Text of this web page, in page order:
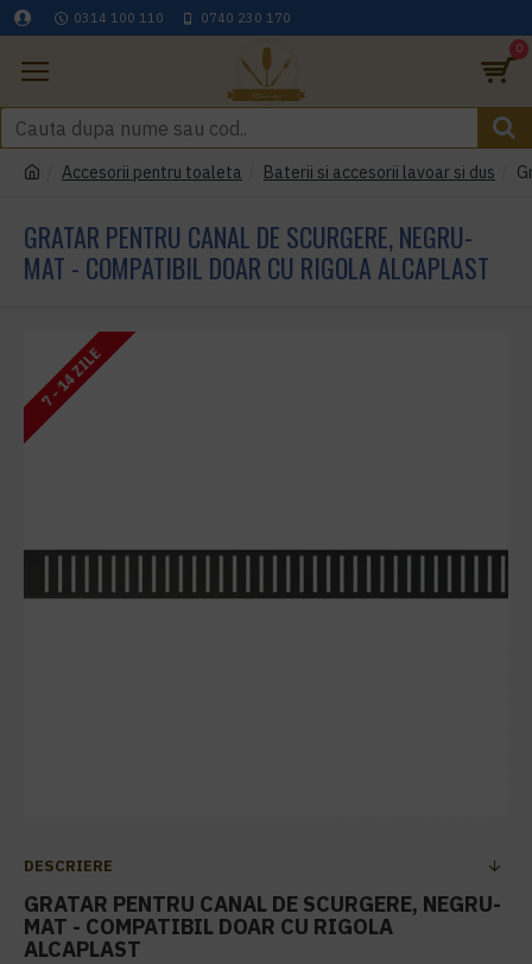
0314 100 110 0740 230 170
0
Accesorii pentru toaleta Baterii si accesorii lavoar si dus
GRATAR PENTRU CANAL DE SCURGERE, NEGRU-
MAT - COMPATIBIL DOAR CU RIGOLA ALCAPLAST
7 - 14 ZILE
DESCRIERE
GRATAR PENTRU CANAL DE SCURGERE, NEGRU-
MAT - COMPATIBIL DOAR CU RIGOLA
ALCAPLAST